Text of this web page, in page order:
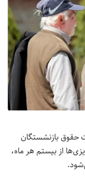
حقوق بازنشستگان
از بیستم هر ماه،